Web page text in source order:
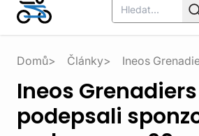
Domů Články Ineos
Ineos Grenadiers
podepsali